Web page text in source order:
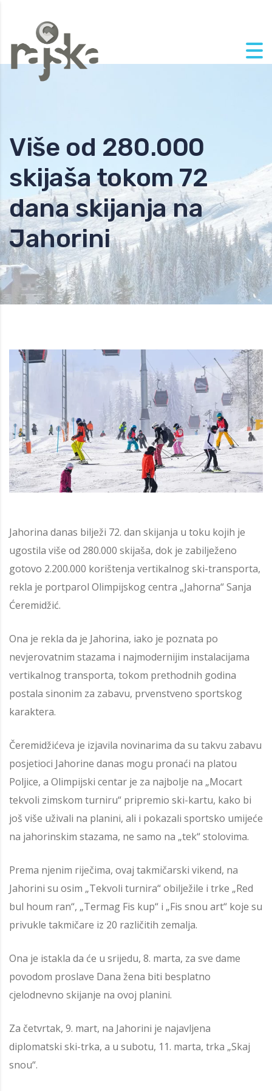
Više od 280.000
skijaša tokom 72
dana skijanja na
Jahorini
Jahorina danas bilježi 72. dan skijanja u toku kojih je
ugostila više od 280.000 skijaša, dok je zabilježeno
gotovo 2.200.000 korištenja vertikalnog ski-transporta,
rekla je portparol Olimpijskog centra „Jahorna“ Sanja
Ćeremidžić.
Ona je rekla da je Jahorina, iako je poznata po
nevjerovatnim stazama i najmodernijim instalacijama
vertikalnog transporta, tokom prethodnih godina
postala sinonim za zabavu, prvenstveno sportskog
karaktera.
Čeremidžićeva je izjavila novinarima da su takvu zabavu
posjetioci Jahorine danas mogu pronaći na platou
Poljice, a Olimpijski centar je za najbolje na „Mocart
tekvoli zimskom turniru“ pripremio ski-kartu, kako bi
još više uživali na planini, ali i pokazali sportsko umijeće
na jahorinskim stazama, ne samo na „tek“ stolovima.
Prema njenim riječima, ovaj takmičarski vikend, na
Jahorini su osim „Tekvoli turnira“ obilježile i trke „Red
bul houm ran“, „Termag Fis kup“ i „Fis snou art“ koje su
privukle takmičare iz 20 različitih zemalja.
Ona je istakla da će u srijedu, 8. marta, za sve dame
povodom proslave Dana žena biti besplatno
cjelodnevno skijanje na ovoj planini.
Za četvrtak, 9. mart, na Jahorini je najavljena
diplomatski ski-trka, a u subotu, 11. marta, trka „Skaj
snou“.